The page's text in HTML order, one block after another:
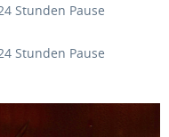
Stunden Pause
Stunden Pause